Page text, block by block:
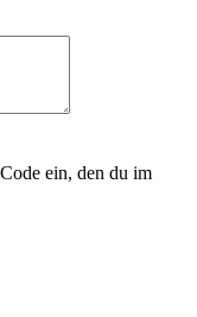
ein, den du im